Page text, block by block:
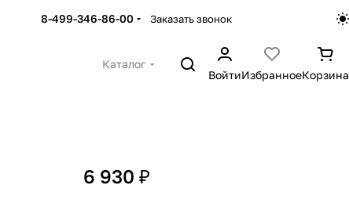
8-499-346-86-00 Заказать звонок
Каталог
ВойтиИзбранноеКорзина
6 930 ₽